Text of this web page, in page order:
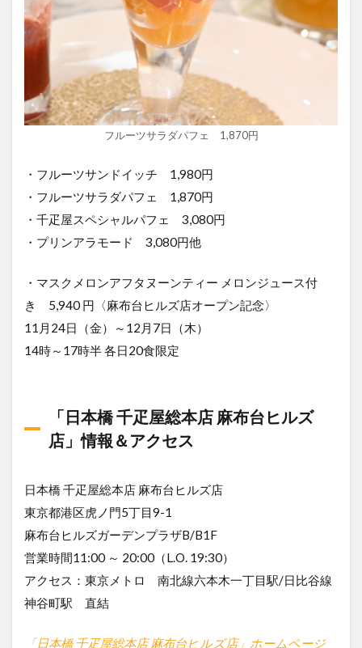
フルーツサラダパフェ 1,870円
・フルーツサンドイッチ 1,980円
・フルーツサラダパフェ 1,870円
・千疋屋スペシャルパフェ 3,080円
・プリンアラモード 3,080円他
・マスクメロンアフタヌーンティー メロンジュース付
き 5,940 円〈麻布台ヒルズ店オープン記念〉
11月24日（金）～12月7日（木）
14時～17時半 各日20食限定
「日本橋 千疋屋総本店 麻布台ヒルズ
店」情報＆アクセス
日本橋 千疋屋総本店 麻布台ヒルズ店
東京都港区虎ノ門5丁目9-1
麻布台ヒルズガーデンプラザB/B1F
営業時間11:00 ～ 20:00（L.O. 19:30）
アクセス：東京メトロ 南北線六本木一丁目駅/日比谷線
神谷町駅 直結
「日本橋 千疋屋総本店 麻布台ヒルズ店」ホームページ